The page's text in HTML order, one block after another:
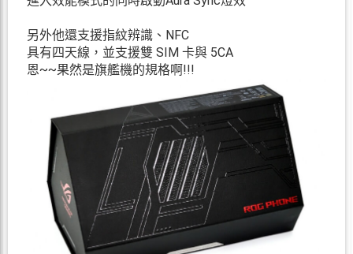
另外他還支援指紋辨識、NFC
具有四天線，並支援雙 SIM 卡與 5CA
恩~~果然是旗艦機的規格啊!!!